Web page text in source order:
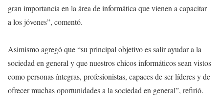
gran importancia en la área de informática que vienen a capacitar
a los jóvenes”, comentó.
Asimismo agregó que “su principal objetivo es salir ayudar a la
sociedad en general y que nuestros chicos informáticos sean vistos
como personas íntegras, profesionistas, capaces de ser líderes y de
ofrecer muchas oportunidades a la sociedad en general”, refirió.